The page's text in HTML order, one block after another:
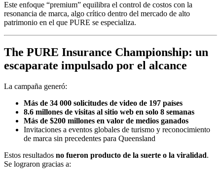
Este enfoque “premium” equilibra el control de costos con la
resonancia de marca, algo crítico dentro del mercado de alto
patrimonio en el que PURE se especializa.
The PURE Insurance Championship: un
escaparate impulsado por el alcance
La campaña generó:
Más de 34 000 solicitudes de video de 197 países
8.6 millones de visitas al sitio web en solo 8 semanas
Más de $200 millones en valor de medios ganados
Invitaciones a eventos globales de turismo y reconocimiento
de marca sin precedentes para Queensland
Estos resultados no fueron producto de la suerte o la viralidad.
Se lograron gracias a: